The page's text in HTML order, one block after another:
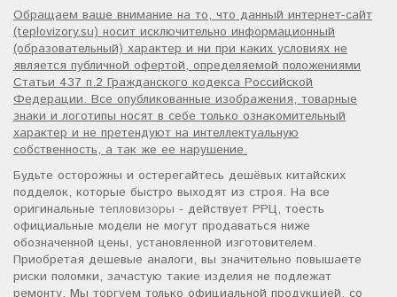
Обращаем ваше внимание на то, что данный интернет-сайт
(teplovizory.su) носит исключительно информационный
(образовательный) характер и ни при каких условиях не
является публичной офертой, определяемой положениями
Статьи 437 п.2 Гражданского кодекса Российской
Федерации. Все опубликованные изображения, товарные
знаки и логотипы носят в себе только ознакомительный
характер и не претендуют на интеллектуальную
собственность, а так же ее нарушение.
Будьте осторожны и остерегайтесь дешёвых китайских
подделок, которые быстро выходят из строя. На все
оригинальные тепловизоры - действует РРЦ, тоесть
официальные модели не могут продаваться ниже
обозначенной цены, установленной изготовителем.
Приобретая дешевые аналоги, вы значительно повышаете
риски поломки, зачастую такие изделия не подлежат